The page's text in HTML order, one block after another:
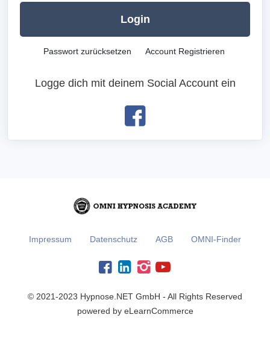
Login
Passwort zurücksetzen Account Registrieren
Logge dich mit deinem Social Account ein
Impressum Datenschutz AGB OMNI-Finder
© 2021-2023 Hypnose.NET GmbH - All Rights Reserved
powered by eLearnCommerce